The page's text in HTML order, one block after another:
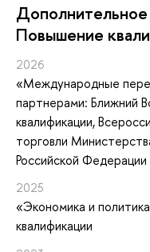
Повышение
2026
«Международные
партнерами: Ближний
квалификации,
торговли
Российской Федерации
2025
«Экономика и
квалификации